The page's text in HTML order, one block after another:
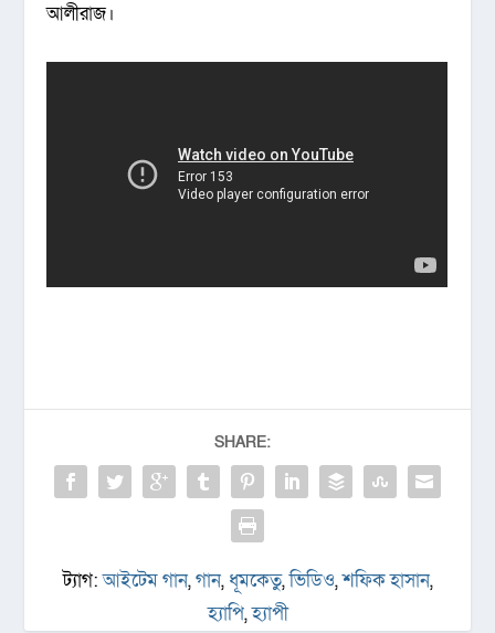
আলীরাজ।
SHARE:
ট্যাগ:আইটেম গান,গান, ধূমকেতু,ভিডিও,শফিক হাসান,
হ্যাপি,হ্যাপী